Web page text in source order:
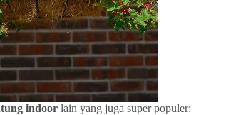
indoor lain yang juga super populer: